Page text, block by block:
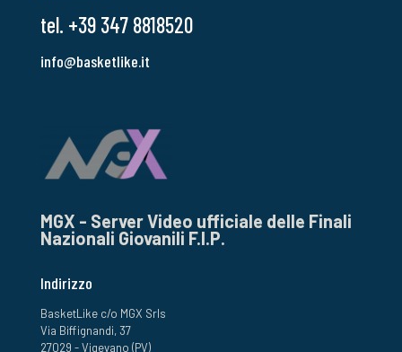
tel. +39 347 8818520
info@basketlike.it
MGX - Server Video ufficiale delle Finali
Nazionali Giovanili F.I.P.
Indirizzo
BasketLike c/o MGX Srls
Via Biffignandi, 37
27029 - Vigevano (PV)